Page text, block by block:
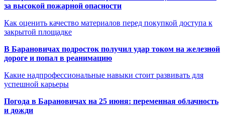
за высокой пожарной опасности
Как оценить качество материалов перед покупкой доступа к
закрытой площадке
В Барановичах подросток получил удар током на железной
дороге и попал в реанимацию
Какие надпрофессиональные навыки стоит развивать для
успешной карьеры
Погода в Барановичах на 25 июня: переменная облачность
и дожди